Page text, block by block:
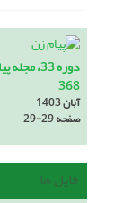
368
آبان 1403
صفحه29-29
فایل ها